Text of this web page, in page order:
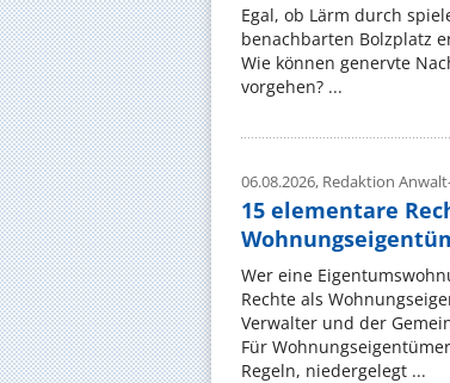
Egal, ob Lärm durch
benachbarten Bolzplatz
Wie können genervte
vorgehen? ...
06.08.2026, Redaktion
15 elementare
Wer eine
Rechte als
Verwalter und der
Für
Regeln, niedergelegt ...